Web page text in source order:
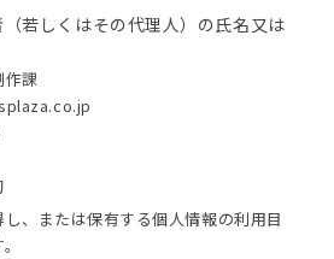
（若しくはその代理人）の氏名又は
作課
、または保有する個人情報の利用目